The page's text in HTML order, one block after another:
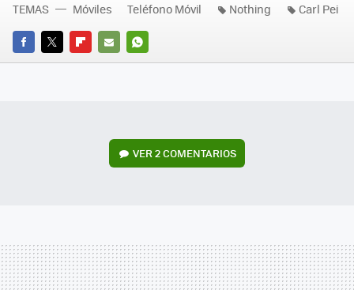
FACEBOOK
TWITTERFLIPBOARD
E-
WHATSAPP
TEMAS Móviles Teléfono Móvil Nothing Carl Pei
VER2 COMENTARIOS